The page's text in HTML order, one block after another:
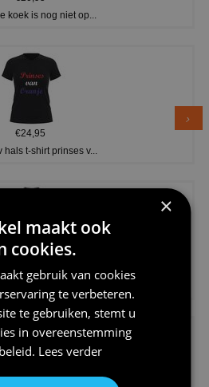
koek is nog niet op...
€24,95
hals t-shirt prinses v...
€24,95
shirt heren v-hals ...
×
maakt ook
cookies.
gebruik van cookies
te verbeteren.
te gebruiken, stemt u
in overeenstemming
. Lees verder